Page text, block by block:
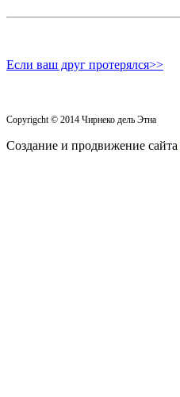
Если ваш друг протерялся>>
Copyrigcht © 2014 Чирнеко дель Этна
Создание и продвижение сайта